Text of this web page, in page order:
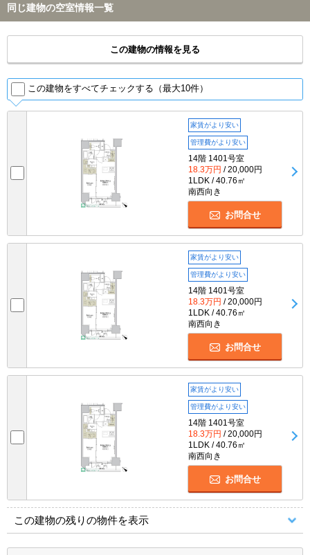
同じ建物の空室情報一覧
この建物の情報を見る
この建物をすべてチェックする（最大10件）
家賃がより安い
管理費がより安い
14階 1401号室
18.3万円 / 20,000円
1LDK / 40.76㎡
南西向き
お問合せ
家賃がより安い
管理費がより安い
14階 1401号室
18.3万円 / 20,000円
1LDK / 40.76㎡
南西向き
お問合せ
家賃がより安い
管理費がより安い
14階 1401号室
18.3万円 / 20,000円
1LDK / 40.76㎡
南西向き
お問合せ
この建物の残りの物件を表示